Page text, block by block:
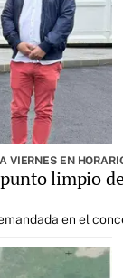
VIERNES EN
limpio
en el